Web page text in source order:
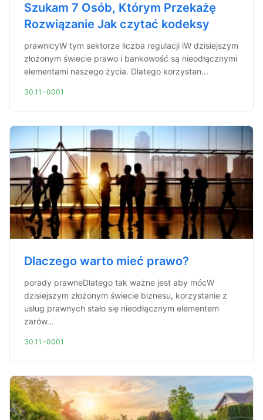
Szukam 7 Osób, Którym Przekażę
Rozwiązanie Jak czytać kodeksy
prawnicyW tym sektorze liczba regulacji iW dzisiejszym
złożonym świecie prawo i bankowość są nieodłącznymi
elementami naszego życia. Dlatego korzystan...
30.11.-0001
Dlaczego warto mieć prawo?
porady prawneDlatego tak ważne jest aby mócW
dzisiejszym złożonym świecie biznesu, korzystanie z
usług prawnych stało się nieodłącznym elementem
zarów...
30.11.-0001